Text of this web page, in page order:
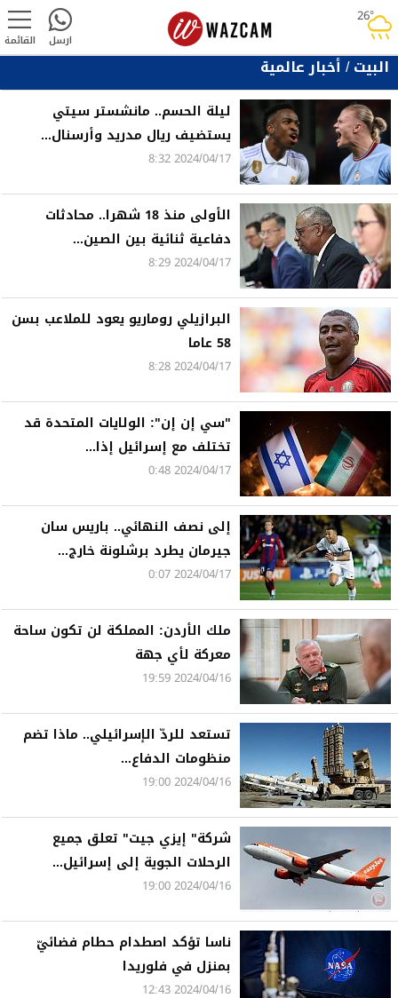
26°rainy القائمة ارسل
البيت/أخبار عالمية
ليلة الحسم.. مانشستر سيتي
يستضيف ريال مدريد وأرسنال...
2024/04/17 8:32
الأولى منذ 18 شهرا.. محادثات
دفاعية ثنائية بين الصين...
2024/04/17 8:29
البرازيلي روماريو يعود للملاعب بسن
58 عاما
2024/04/17 8:28
"سي إن إن": الولايات المتحدة قد
تختلف مع إسرائيل إذا...
2024/04/17 0:48
إلى نصف النهائي.. باريس سان
جيرمان يطرد برشلونة خارج...
2024/04/17 0:07
ملك الأردن: المملكة لن تكون ساحة
معركة لأي جهة
2024/04/16 19:59
تستعد للردّ الإسرائيلي.. ماذا تضم
منظومات الدفاع...
2024/04/16 19:00
شركة" إيزي جيت" تعلق جميع
الرحلات الجوية إلى إسرائيل...
2024/04/16 19:00
ناسا تؤكد اصطدام حطام فضائيّ
بمنزل في فلوريدا
2024/04/16 12:43